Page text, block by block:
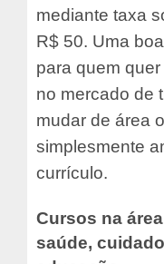
mediante taxa
R$ 50. Uma
para quem
no mercado de
mudar de área
simplesmente
currículo.
Cursos na
saúde,